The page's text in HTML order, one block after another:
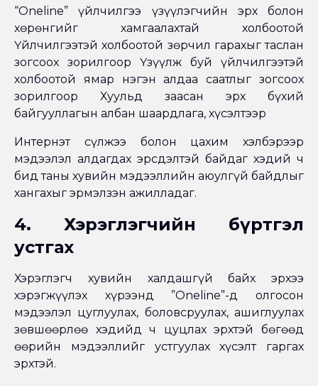
“Oneline” үйлчилгээ үзүүлэгчийн эрх болон
хөрөнгийг хамгаалахтай холбоотой
Үйлчилгээтэй холбоотой зөрчил гарахыг таслан
зогсоох зорилгоор Үзүүлж буй үйлчилгээтэй
холбоотой ямар нэгэн алдаа саатлыг зогсоох
зорилгоор Хуульд заасан эрх бүхий
байгууллагын албан шаардлага, хүсэлтээр
Интернэт сүлжээ болон цахим хэлбэрээр
мэдээлэл алдагдах эрсдэлтэй байдаг хэдий ч
бид таны хувийн мэдээллийн аюулгүй байдлыг
хангахыг эрмэлзэн ажилладаг.
4. Хэрэглэгчийн бүртгэл
устгах
Хэрэглэгч хувийн халдашгүй байх эрхээ
хэрэгжүүлэх хүрээнд ”Oneline”-д олгосон
мэдээлэл цуглуулах, боловсруулах, ашиглуулах
зөвшөөрлөө хэдийд ч цуцлах эрхтэй бөгөөд
өөрийн мэдээллийг устгуулах хүсэлт гаргах
эрхтэй.